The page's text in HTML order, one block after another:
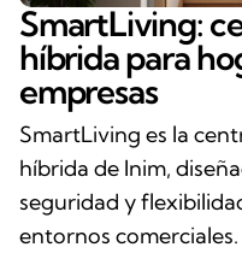
SmartLiving:
híbrida para
empresas
SmartLiving es la
híbrida de Inim,
seguridad y
entornos